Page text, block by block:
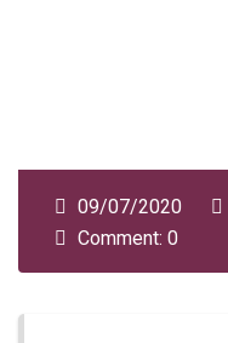
09/07/2020
Comment: 0